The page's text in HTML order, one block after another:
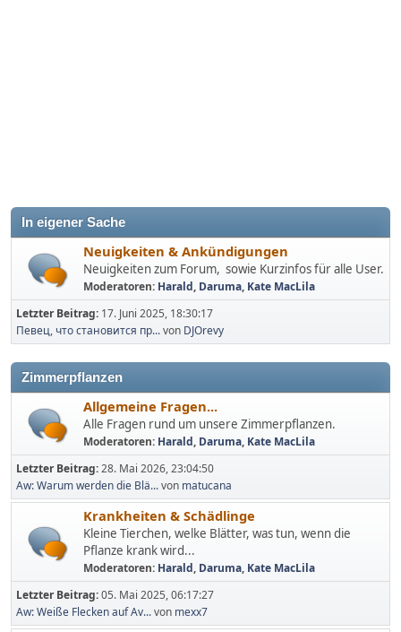
In eigener Sache
Neuigkeiten & Ankündigungen
Neuigkeiten zum Forum, sowie Kurzinfos für alle User.
Moderatoren: Harald, Daruma, Kate MacLila
Letzter Beitrag: 17. Juni 2025, 18:30:17
Певец, что становится пр...von DJOrevy
Zimmerpflanzen
Allgemeine Fragen...
Alle Fragen rund um unsere Zimmerpflanzen.
Moderatoren: Harald, Daruma, Kate MacLila
Letzter Beitrag:28. Mai 2026, 23:04:50
Aw: Warum werden die Blä...von matucana
Krankheiten & Schädlinge
Kleine Tierchen, welke Blätter, was tun, wenn die
Pflanze krank wird...
Moderatoren: Harald, Daruma, Kate MacLila
Letzter Beitrag:05. Mai 2025, 06:17:27
Aw: Weiße Flecken auf Av...von mexx7